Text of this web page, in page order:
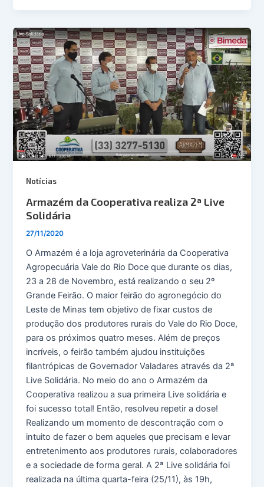
Notícias
Armazém da Cooperativa realiza 2ª Live
Solidária
27/11/2020
O Armazém é a loja agroveterinária da Cooperativa
Agropecuária Vale do Rio Doce que durante os dias,
23 a 28 de Novembro, está realizando o seu 2º
Grande Feirão. O maior feirão do agronegócio do
Leste de Minas tem objetivo de fixar custos de
produção dos produtores rurais do Vale do Rio Doce,
para os próximos quatro meses. Além de preços
incríveis, o feirão também ajudou instituições
filantrópicas de Governador Valadares através da 2ª
Live Solidária. No meio do ano o Armazém da
Cooperativa realizou a sua primeira Live solidária e
foi sucesso total! Então, resolveu repetir a dose!
Realizando um momento de descontração com o
intuito de fazer o bem aqueles que precisam e levar
entretenimento aos produtores rurais, colaboradores
e a sociedade de forma geral. A 2ª Live solidária foi
realizada na última quarta-feira (25/11), às 19h,